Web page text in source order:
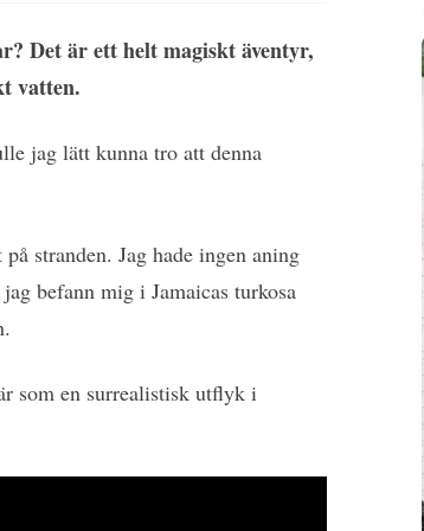
Det är ett helt magiskt äventyr,
vatten.
jag lätt kunna tro att denna
stranden. Jag hade ingen aning
befann mig i Jamaicas turkosa
som en surrealistisk utflyk i